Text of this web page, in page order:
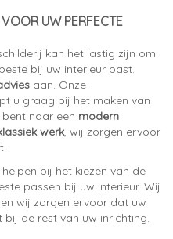
UW PERFECTE
kan het lastig zijn om
bij uw interieur past.
aan. Onze
u graag bij het maken van
naar een modern
werk, wij zorgen ervoor
bij het kiezen van de
passen bij uw interieur. Wij
wij zorgen ervoor dat uw
de rest van uw inrichting.